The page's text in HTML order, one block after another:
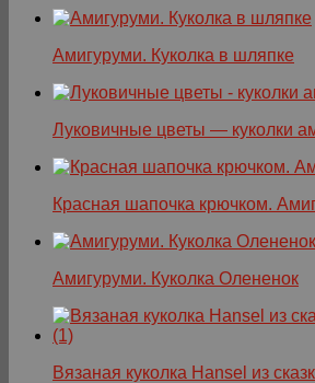
Амигуруми. Куколка в шляпке
Луковичные цветы — куколки
Красная шапочка крючком.
Амигуруми. Куколка Олененок
Вязаная куколка Hansel из